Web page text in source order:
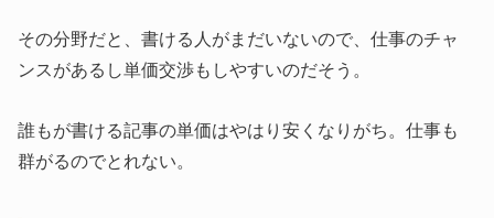
その分野だと、書ける人がまだいないので、仕事のチャ
ンスがあるし単価交渉もしやすいのだそう。
誰もが書ける記事の単価はやはり安くなりがち。仕事も
群がるのでとれない。